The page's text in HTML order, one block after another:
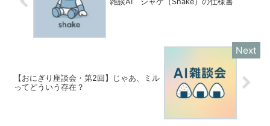
【おにぎり座談会・第2回】じゃあ、ミル
ってどういう存在？